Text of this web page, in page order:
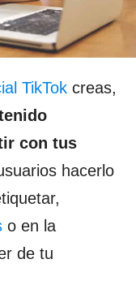
TikTok creas,
con tus
hacerlo
o en la
de tu